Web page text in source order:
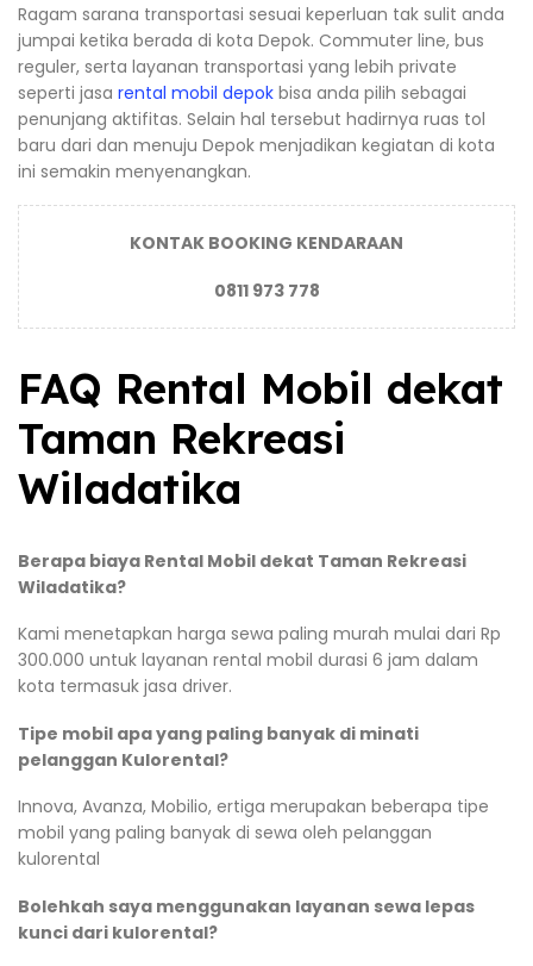
Ragam sarana transportasi sesuai keperluan tak sulit anda
jumpai ketika berada di kota Depok. Commuter line, bus
reguler, serta layanan transportasi yang lebih private
seperti jasa rental mobil depok bisa anda pilih sebagai
penunjang aktifitas. Selain hal tersebut hadirnya ruas tol
baru dari dan menuju Depok menjadikan kegiatan di kota
ini semakin menyenangkan.
KONTAK BOOKING KENDARAAN
0811 973 778
FAQ Rental Mobil dekat
Taman Rekreasi
Wiladatika
Berapa biaya Rental Mobil dekat Taman Rekreasi
Wiladatika?
Kami menetapkan harga sewa paling murah mulai dari Rp
300.000 untuk layanan rental mobil durasi 6 jam dalam
kota termasuk jasa driver.
Tipe mobil apa yang paling banyak di minati
pelanggan Kulorental?
Innova, Avanza, Mobilio, ertiga merupakan beberapa tipe
mobil yang paling banyak di sewa oleh pelanggan
kulorental
Bolehkah saya menggunakan layanan sewa lepas
kunci dari kulorental?